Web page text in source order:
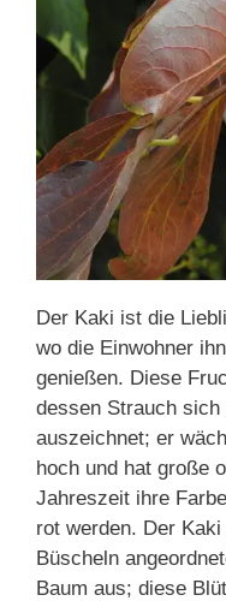
Der Kaki ist die
wo die Einwohner
genießen. Diese
dessen Strauch
auszeichnet; er
hoch und hat große
Jahreszeit ihre
rot werden. Der
Büscheln
Baum aus; diese